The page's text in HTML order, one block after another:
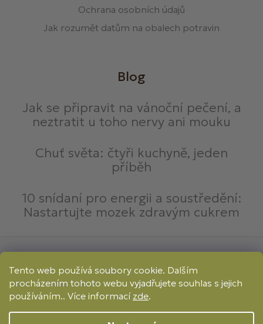
Tento web používá soubory cookie. Dalším
procházením tohoto webu vyjadřujete souhlas s jejich
používáním.. Více informací zde.
Ochrana osobních údajů
Jak rozumět datům na obalech potravin
Blog
Jak se připravit na vánoční pečení, a
neztratit u toho nervy ani mouku
Chuť světa: čtyři kuchyně, jeden
příběh
10 snídaní pro energii a soustředění:
Nastartujte mozek zdravým cukrem
Online Převod Dobírka
Způsoby dopravy: